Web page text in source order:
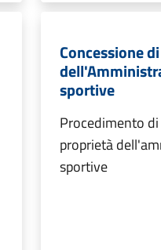
Concessione
sportive
Procedimento
proprietà
sportive